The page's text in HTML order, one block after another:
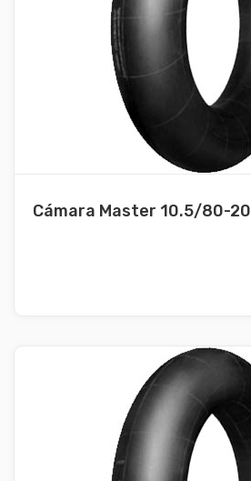
Cámara Master 10.5/80-20